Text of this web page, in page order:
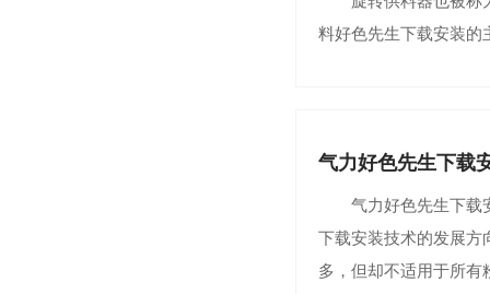
料好色先生下载安装的
气力好色先生下载
气力好色先生下载安
下载安装技术的发展方
多，但却不适用于所